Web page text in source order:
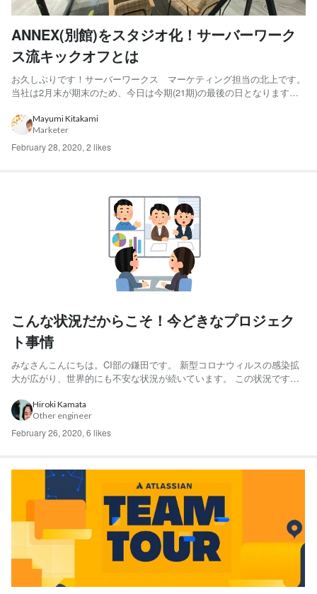
ANNEX(別館)をスタジオ化！サーバーワーク
ス流キックオフとは
お久しぶりです！サーバーワークス マーケティング担当の北上です。
当社は2月末が期末のため、今日は今期(21期)の最後の日となります。
ります。 なんと、完全なリモートでの対応です！ ##元々は全社員が集
まる予定でした 当社は日頃からリモートワークをさ...
Mayumi Kitakami
Marketer
February 28, 2020, 2 likes
こんな状況だからこそ！今どきなプロジェク
ト事情
みなさんこんにちは。CI部の鎌田です。 新型コロナウィルスの感染拡
大が広がり、世界的にも不安な状況が続いています。 この状況ですか
か。 しかしこの時、とっても困るのが、お客様とのミーティングや関
係者との調整ごとではないでしょうか。 昨今は、マルチベンダ...
Hiroki Kamata
Other engineer
February 26, 2020, 6 likes